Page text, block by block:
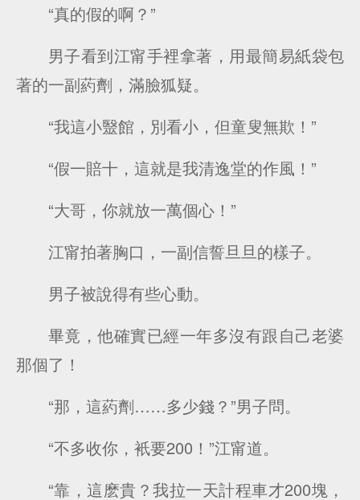
“真的假的啊？”
男子看到江甯手裡拿著，用最簡易紙袋包
著的一副葯劑，滿臉狐疑。
“我這小毉館，別看小，但童叟無欺！”
“假一賠十，這就是我清逸堂的作風！”
“大哥，你就放一萬個心！”
江甯拍著胸口，一副信誓旦旦的樣子。
男子被說得有些心動。
畢竟，他確實已經一年多沒有跟自己老婆
那個了！
“那，這葯劑……多少錢？”男子問。
“不多收你，衹要200！”江甯道。
“靠，這麽貴？我拉一天計程車才200塊，